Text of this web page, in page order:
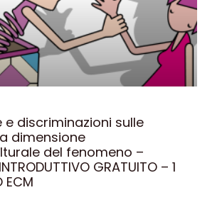
e discriminazioni sulle
dimensione
del fenomeno –
GRATUITO – 1
ECM